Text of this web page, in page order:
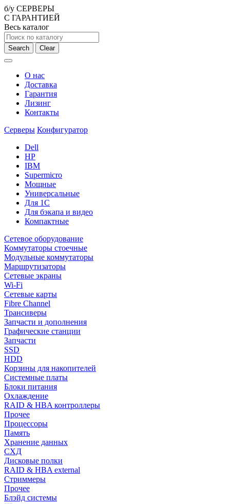
б/у СЕРВЕРЫ
С ГАРАНТИЕЙ
Весь каталог
Search Clear
О нас
Доставка
Гарантия
Лизинг
Контакты
Серверы Конфигуратор
Dell
HP
IBM
Supermicro
Мощные
Универсальные
Для 1С
Для бэкапа и видео
Компактные
Сетевое оборудование
Коммутаторы стоечные
Модульные коммутаторы
Маршрутизаторы
Сетевые экраны
Wi-Fi
Сетевые карты
Fibre Channel
Трансиверы
Запчасти и дополнения
Графические станции
Запчасти
SSD
HDD
Корзины для накопителей
Системные платы
Блоки питания
Охлаждение
RAID & HBA контроллеры
Прочее
Процессоры
Память
Хранение данных
СХД
Дисковые полки
RAID & HBA external
Стриммеры
Прочее
Блэйд системы